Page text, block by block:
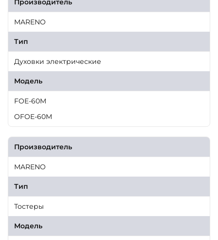
Производитель
MARENO
Тип
Духовки электрические
Модель
FOE-60M
OFOE-60M
Производитель
MARENO
Тип
Тостеры
Модель